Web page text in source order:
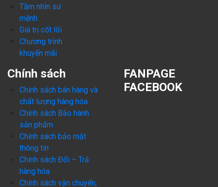
Tầm nhìn sứ
mệnh
Giá trị cốt lõi
Chương trình
khuyến mãi
Chính sách
Chính sách bán hàng và
chất lượng hàng hóa
Chính sách Bảo hành
sản phẩm
Chính sách bảo mật
thông tin
Chính sách Đổi – Trả
hàng hóa
Chính sách vận chuyển,
FANPAGE
FACEBOOK